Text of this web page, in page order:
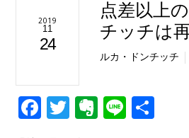
2019
11
24
点差以上
チッチは
ルカ・ドンチッチ
F
T
E
Li